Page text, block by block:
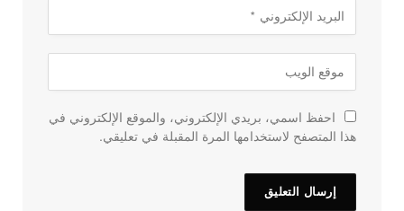
احفظ اسمي، بريدي الإلكتروني، والموقع الإلكتروني في
هذا المتصفح لاستخدامها المرة المقبلة في تعليقي.